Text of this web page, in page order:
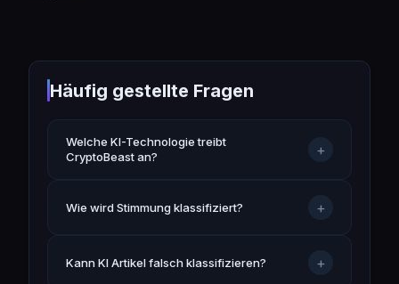
Häufig gestellte Fragen
Welche KI-Technologie treibt
CryptoBeast an?
+
Wie wird Stimmung klassifiziert? +
Kann KI Artikel falsch klassifizieren? +